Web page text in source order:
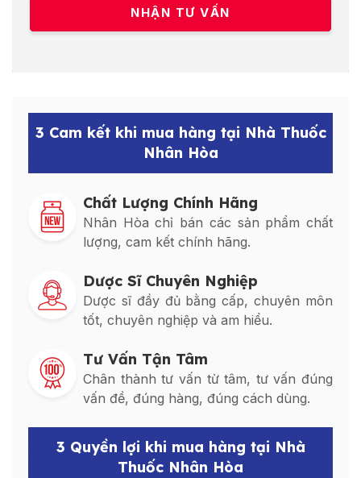
3 Cam kết khi mua hàng tại Nhà Thuốc
Nhân Hòa
Chất Lượng Chính Hãng
Nhân Hòa chỉ bán các sản phẩm chất
lượng, cam kết chính hãng.
Dược Sĩ Chuyên Nghiệp
Dược sĩ đầy đủ bằng cấp, chuyên môn
tốt, chuyên nghiệp và am hiểu.
Tư Vấn Tận Tâm
Chân thành tư vấn từ tâm, tư vấn đúng
vấn đề, đúng hàng, đúng cách dùng.
3 Quyền lợi khi mua hàng tại Nhà
Thuốc Nhân Hòa